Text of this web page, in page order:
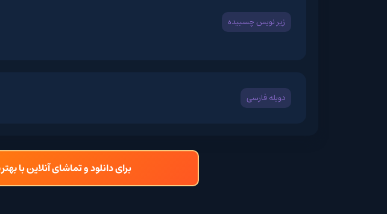
زیر نویس چسبیده
برای دانلود و تماشای آنلاین با بهترین سرعت،